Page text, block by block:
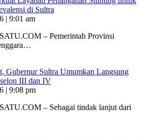
di Sultra
| 9:01 am
– Pemerintah Provinsi
Gubernur Sultra Umumkan Langsung
III dan IV
| 9:08 pm
– Sebagai tindak lanjut dari